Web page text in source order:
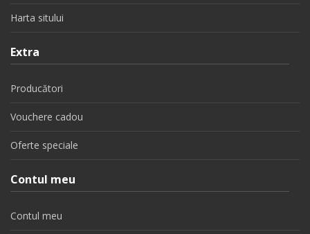
Harta sitului
Extra
Producători
Vouchere cadou
Oferte speciale
Contul meu
Contul meu